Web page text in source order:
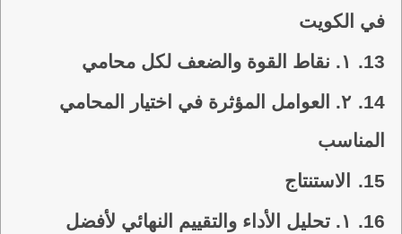
في الكويت
13.
١. نقاط القوة والضعف لكل محامي
14.
٢. العوامل المؤثرة في اختيار المحامي
المناسب
15.
الاستنتاج
16.
١. تحليل الأداء والتقييم النهائي لأفضل